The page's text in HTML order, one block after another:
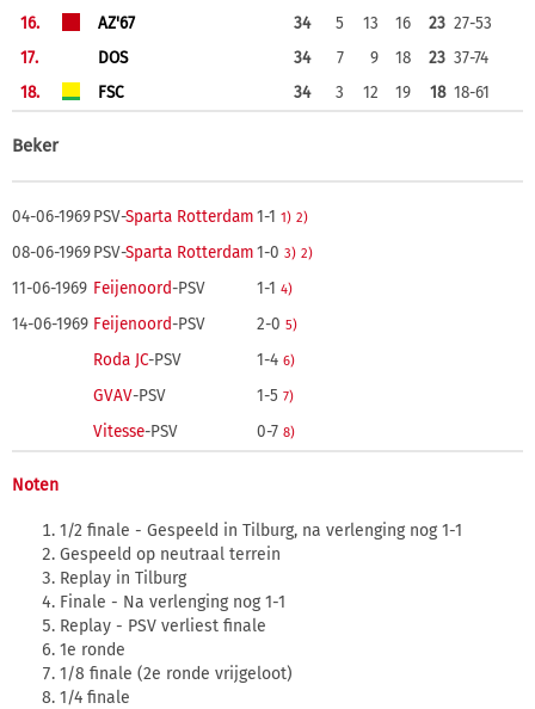
16.
AZ'67 34 5 13 16 23 27-53
17.
DOS 34 7 9 18 23 37-74
18.
FSC 34 3 12 19 18 18-61
Beker
04-06-1969PSV-Sparta Rotterdam1-1 1) 2)
08-06-1969PSV-Sparta Rotterdam1-0 3) 2)
11-06-1969 Feijenoord-PSV 1-1 4)
14-06-1969 Feijenoord-PSV 2-0 5)
Roda JC-PSV 1-4 6)
GVAV-PSV 1-5 7)
Vitesse-PSV 0-7 8)
Noten
1/2 finale - Gespeeld in Tilburg, na verlenging nog 1-1
Gespeeld op neutraal terrein
Replay in Tilburg
Finale - Na verlenging nog 1-1
Replay - PSV verliest finale
1e ronde
1/8 finale (2e ronde vrijgeloot)
1/4 finale